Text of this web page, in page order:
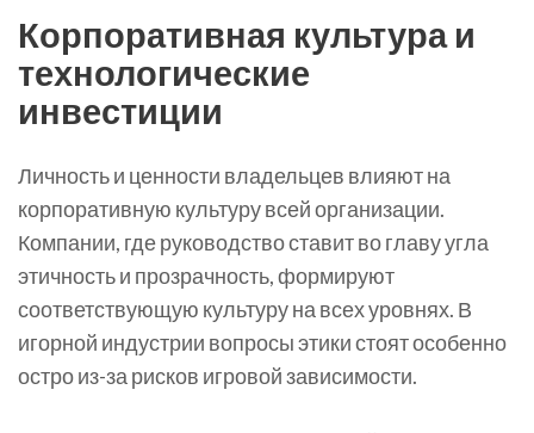
Корпоративная культура и
технологические
инвестиции
Личность и ценности владельцев влияют на
корпоративную культуру всей организации.
Компании, где руководство ставит во главу угла
этичность и прозрачность, формируют
соответствующую культуру на всех уровнях. В
игорной индустрии вопросы этики стоят особенно
остро из-за рисков игровой зависимости.